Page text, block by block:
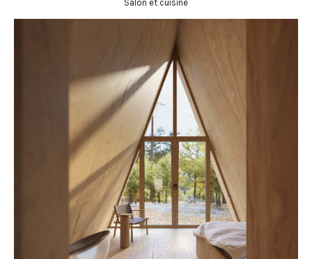
Salon et cuisine